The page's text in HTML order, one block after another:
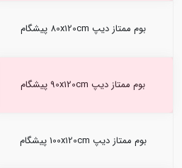
بوم ممتاز دیپ 80x120cm پیشگام
بوم ممتاز دیپ 90x120cm پیشگام
بوم ممتاز دیپ 100x120cm پیشگام